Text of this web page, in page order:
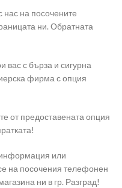
на посочените
ни. Обратната
вас с бърза и сигурна
фирма с опция
от предоставената опция
или
на посочения телефонен
ни в гр. Разград!